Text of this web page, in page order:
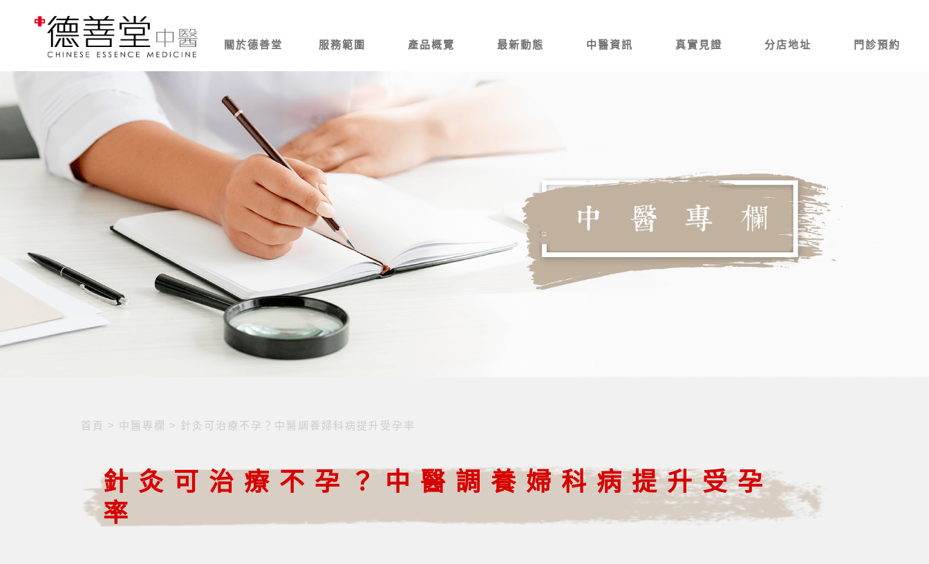
關於德善堂 服務範圍 產品概覽 最新動態 中醫資訊 真實見證 分店地址 門診預約
首頁 > 中醫專欄 > 針灸可治療不孕？中醫調養婦科病提升受孕率
針灸可治療不孕？中醫調養婦科病提升受孕
率